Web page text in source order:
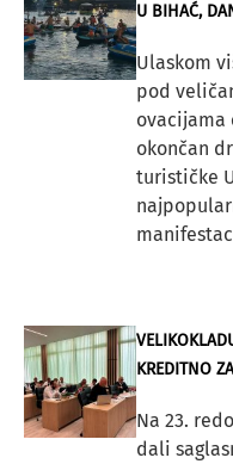
U BIHAĆ,
Ulaskom
pod
ovacijama
okončan
turističke
KREDITNO
Na 23.
dali